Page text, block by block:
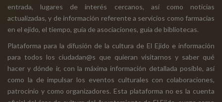
entrada, lugares de interés cercanos, así como noticias
actualizadas, y de información referente a servicios como farmacias
en el ejido, el tiempo, guía de asociaciones, guía de bibliotecas.
Plataforma para la difusión de la cultura de El Ejido e información
para todos los ciudadan@s que quieran visitarnos y saber qué
hacer y dónde ir, con la máxima información detallada posible, así
como la de impulsar los eventos culturales con colaboraciones,
patrocinio y como organizadores. Esta plataforma no es la cuenta